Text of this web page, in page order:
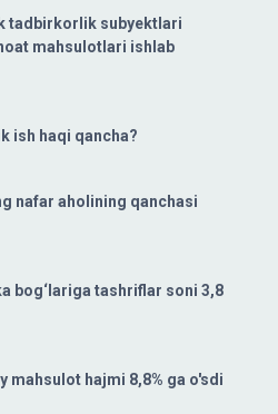
tadbirkorlik subyektlari
mahsulotlari ishlab
ish haqi qancha?
nafar aholining qanchasi
bog‘lariga tashriflar soni 3,8
mahsulot hajmi 8,8% ga o'sdi